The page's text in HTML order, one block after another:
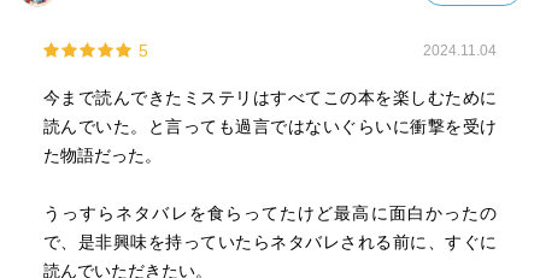
5 2024.11.04
今まで読んできたミステリはすべてこの本を楽しむために
読んでいた。と言っても過言ではないぐらいに衝撃を受け
た物語だった。
うっすらネタバレを食らってたけど最高に面白かったの
で、是非興味を持っていたらネタバレされる前に、すぐに
読んでいただきたい。